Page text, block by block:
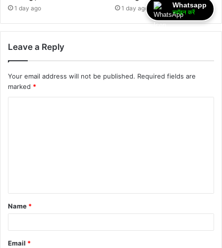
1 day ago 1 day ago
Leave a Reply
Your email address will not be published. Required fields are
marked *
Name *
Email *
Whatsapp
ज्वॉइन करें